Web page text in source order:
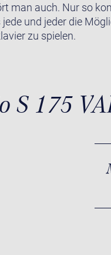
man auch. Nur so
und jeder die
zu spielen.
S 175